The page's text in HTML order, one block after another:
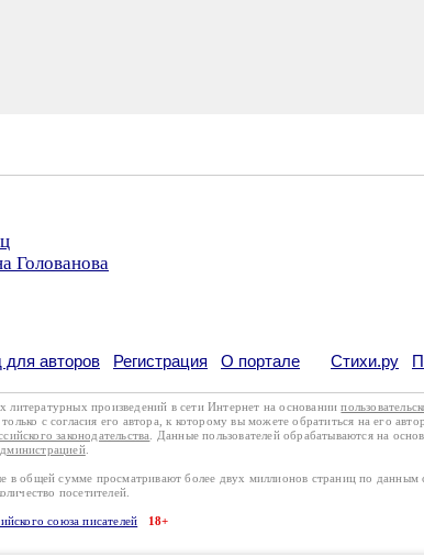
Голованова
для авторов Регистрация О портале Стихи.ру
литературных произведений в сети Интернет на основании
с согласия его автора, к которому вы можете обратиться на его
законодательства . Данные пользователей обрабатываются на
.
в общей сумме просматривают более двух миллионов страниц по данным
посетителей.
союза писателей 18+